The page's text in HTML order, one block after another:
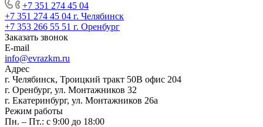
+7 351 274 45 04
+7 351 274 45 04 г. Челябинск
+7 353 266 55 51 г. Оренбург
Заказать звонок
E-mail
info@evrazkm.ru
Адрес
г. Челябинск, Троицкий тракт 50В офис 204
г. Оренбург, ул. Монтажников 32
г. Екатеринбург, ул. Монтажников 26а
Режим работы
Пн. – Пт.: с 9:00 до 18:00